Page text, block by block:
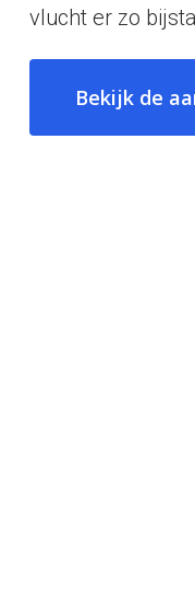
vlucht er zo
Bekijk de